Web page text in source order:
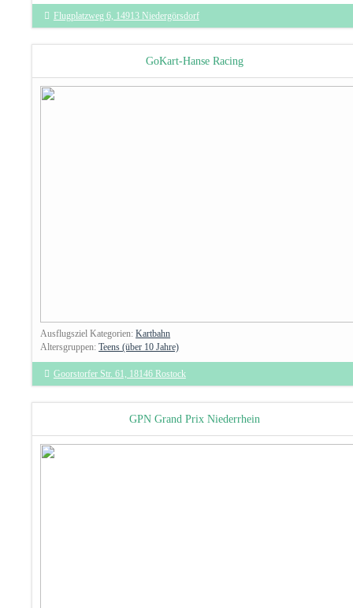
Flugplatzweg 6, 14913 Niedergörsdorf
GoKart-Hanse Racing
Ausflugsziel Kategorien:Kartbahn
Altersgruppen:Teens (über 10 Jahre)
Goorstorfer Str. 61, 18146 Rostock
GPN Grand Prix Niederrhein